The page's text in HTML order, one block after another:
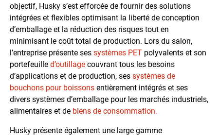
objectif, Husky s’est efforcée de fournir des solutions
intégrées et flexibles optimisant la liberté de conception
d’emballage et la réduction des risques tout en
minimisant le coût total de production. Lors du salon,
l’entreprise présente ses systèmes PET polyvalents et son
portefeuille d’outillage couvrant tous les besoins
d’applications et de production, ses systèmes de
bouchons pour boissons entièrement intégrés et ses
divers systèmes d’emballage pour les marchés industriels,
alimentaires et de biens de consommation.
Husky présente également une large gamme